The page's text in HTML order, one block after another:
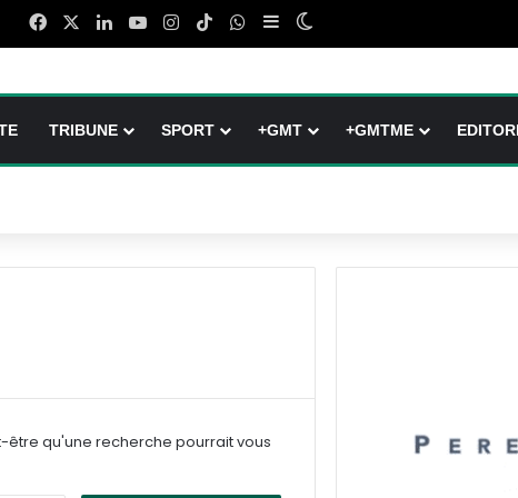
FacebookLinkedinYouTubeInstagram
TikTokWhatsApp
Sidebar (barre latérale)
Switch skin
TRIBUNE SPORT +GMT +GMTME
être qu'une recherche pourrait vous